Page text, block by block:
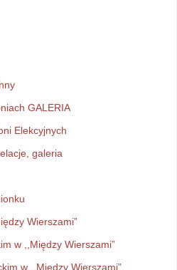
GALERIA
Elekcyjnych
galeria
Wierszami”
w ,,Między Wierszami”
w ,,Między Wierszami”